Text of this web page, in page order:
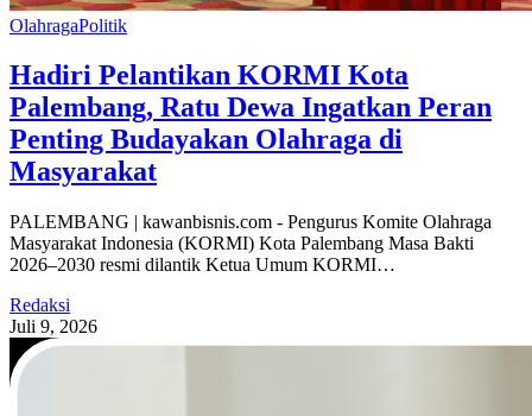
OlahragaPolitik
Hadiri Pelantikan KORMI Kota
Palembang, Ratu Dewa Ingatkan Peran
Penting Budayakan Olahraga di
Masyarakat
PALEMBANG | kawanbisnis.com - Pengurus Komite Olahraga
Masyarakat Indonesia (KORMI) Kota Palembang Masa Bakti
2026–2030 resmi dilantik Ketua Umum KORMI…
Redaksi
Juli 9, 2026